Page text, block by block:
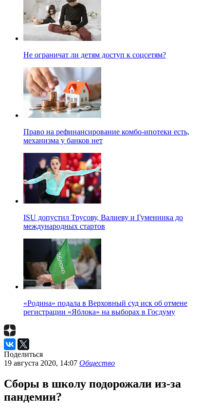
Не ограничат ли детям доступ к соцсетям?
Право на рефинансирование комбо-ипотеки есть,
механизма у банков нет
ISU допустил Трусову, Валиеву и Гуменника до
международных стартов
«Родина» подала в Верховный суд иск об отмене
регистрации «Яблока» на выборах в Госдуму
Поделиться
19 августа 2020, 14:07 Общество
Сборы в школу подорожали из-за
пандемии?